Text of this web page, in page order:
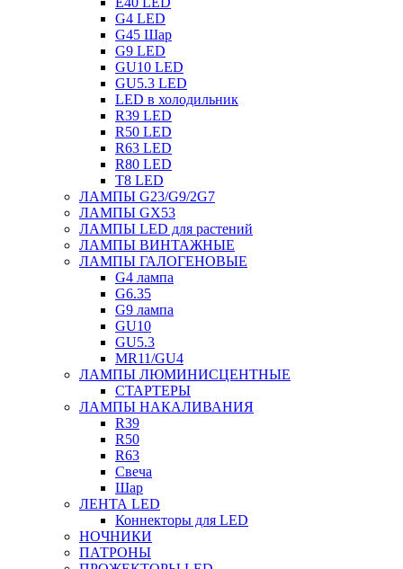
G4 LED
G45 Шар
G9 LED
GU10 LED
GU5.3 LED
LED в холодильник
R39 LED
R50 LED
R63 LED
R80 LED
T8 LED
ЛАМПЫ G23/G9/2G7
ЛАМПЫ GX53
ЛАМПЫ LED для растений
ЛАМПЫ ВИНТАЖНЫЕ
ЛАМПЫ ГАЛОГЕНОВЫЕ
G4 лампа
G6.35
G9 лампа
GU10
GU5.3
MR11/GU4
ЛАМПЫ ЛЮМИНИСЦЕНТНЫЕ
СТАРТЕРЫ
ЛАМПЫ НАКАЛИВАНИЯ
R39
R50
R63
Свеча
Шар
ЛЕНТА LED
Коннекторы для LED
НОЧНИКИ
ПАТРОНЫ